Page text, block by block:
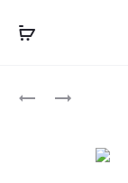
ناوبری
KEEPALL
HAND-